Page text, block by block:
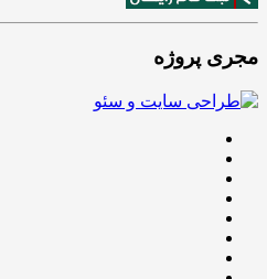
مجری پروژه